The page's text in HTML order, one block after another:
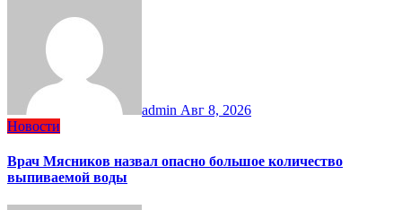
admin Авг 8, 2026
Новости
Врач Мясников назвал опасно большое количество
выпиваемой воды